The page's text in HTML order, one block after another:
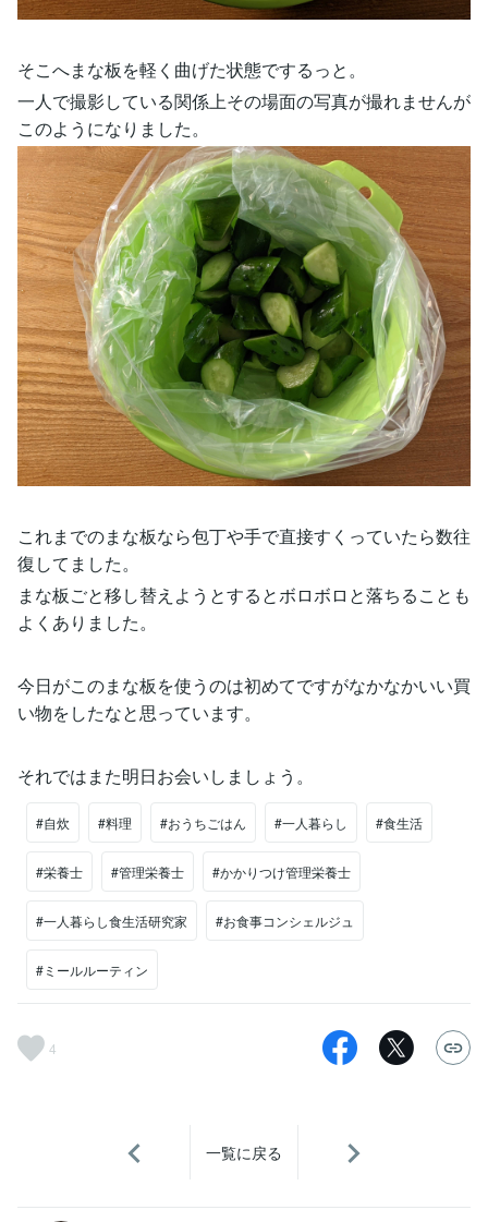
そこへまな板を軽く曲げた状態でするっと。
一人で撮影している関係上その場面の写真が撮れませんが
このようになりました。
これまでのまな板なら包丁や手で直接すくっていたら数往
復してました。
まな板ごと移し替えようとするとボロボロと落ちることも
よくありました。
今日がこのまな板を使うのは初めてですがなかなかいい買
い物をしたなと思っています。
それではまた明日お会いしましょう。
#自炊 #料理 #おうちごはん #一人暮らし #食生活
#栄養士 #管理栄養士 #かかりつけ管理栄養士
#一人暮らし食生活研究家 #お食事コンシェルジュ
#ミールルーティン
4
一覧に戻る